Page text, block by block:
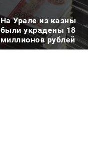
На Урале из казны
были украдены 18
миллионов рублей